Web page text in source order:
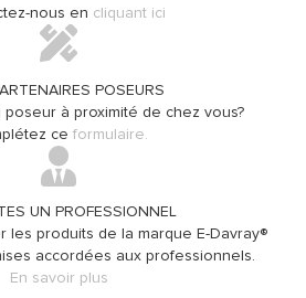
nous en cliquant ici
POSEURS
à proximité de chez vous?
ce formulaire.
UN PROFESSIONNEL
les produits de la marque E-Davray®
accordées aux professionnels.
En savoir plus